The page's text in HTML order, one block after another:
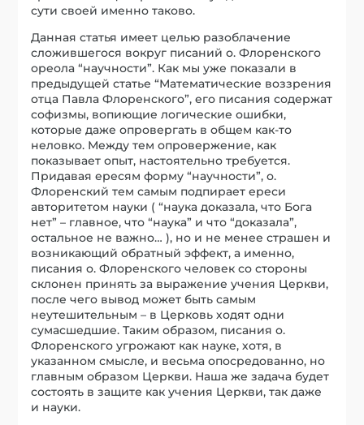
сути своей именно таково.
Данная статья имеет целью разоблачение
сложившегося вокруг писаний о. Флоренского
ореола “научности”. Как мы уже показали в
предыдущей статье “Математические воззрения
отца Павла Флоренского”, его писания содержат
софизмы, вопиющие логические ошибки,
которые даже опровергать в общем как-то
неловко. Между тем опровержение, как
показывает опыт, настоятельно требуется.
Придавая ересям форму “научности”, о.
Флоренский тем самым подпирает ереси
авторитетом науки ( “наука доказала, что Бога
нет” – главное, что “наука” и что “доказала”,
остальное не важно… ), но и не менее страшен и
возникающий обратный эффект, а именно,
писания о. Флоренского человек со стороны
склонен принять за выражение учения Церкви,
после чего вывод может быть самым
неутешительным – в Церковь ходят одни
сумасшедшие. Таким образом, писания о.
Флоренского угрожают как науке, хотя, в
указанном смысле, и весьма опосредованно, но
главным образом Церкви. Наша же задача будет
состоять в защите как учения Церкви, так даже
и науки.